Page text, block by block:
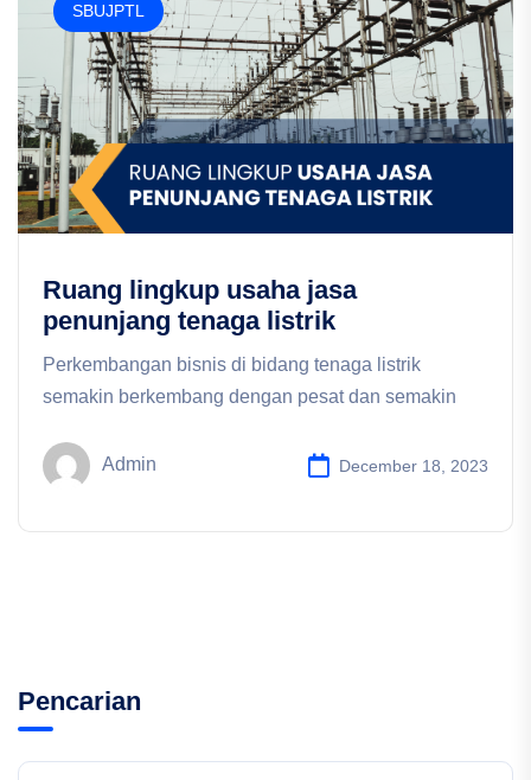
SBUJPTL
Ruang lingkup usaha jasa
penunjang tenaga listrik
Perkembangan bisnis di bidang tenaga listrik
semakin berkembang dengan pesat dan semakin
Admin December 18, 2023
Pencarian